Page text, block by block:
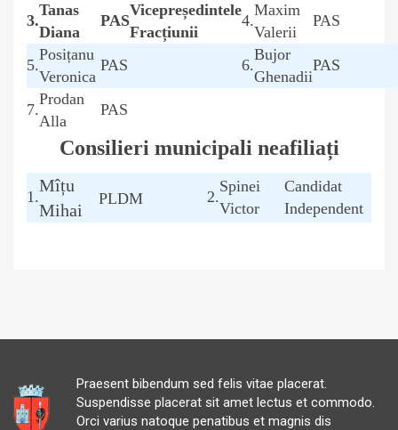
3.
Tanas
Diana
PAS
Vicepreședintele
Fracțiunii
4.
Maxim
Valerii
PAS
5.
Posițanu
Veronica
PAS 6.
Bujor
Ghenadii
PAS
7.
Prodan
Alla
PAS
Consilieri municipali neafiliați
1.
Mîțu
Mihai
PLDM 2.
Spinei
Victor
Candidat
Independent
Praesent bibendum sed felis vitae placerat.
Suspendisse placerat sit amet lectus et commodo.
Orci varius natoque penatibus et magnis dis